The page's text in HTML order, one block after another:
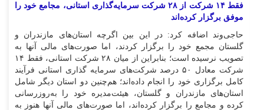
فقط ۱۴ شرکت از ۲۸ شرکت سرمایه‌گذاری استانی، مجامع خود را
موفق برگزار کرده‌اند
حاجی‌وند اضافه کرد: در این بین اگرچه استان‌های مازندران و
گلستان مجمع خود را برگزار کردند، اما صورت‌های مالی آنها به
تصویب نرسیده است؛ بنابراین از میان ۲۸ شرکت استانی، فقط ۱۴
شرکت معادل ۵۰ درصد شرکت‌های سرمایه گذاری استانی فرآیند
کامل برگزاری خود را انجام داده‌اند؛ هم‌چنین دو استان دیگر شامل
استان‌های مازندران و گلستان، هیئت‌مدیره خود را به‌روزرسانی
کرده و مجامع را برگزار کرده‌اند، اما صورت‌های مالی آنها هنوز به